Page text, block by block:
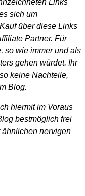
Links
sich um
über diese Links
Partner. Für
so wie immer und als
gehen würdet. Ihr
keine Nachteile,
Blog.
hiermit im Voraus
bestmöglich frei
nervigen